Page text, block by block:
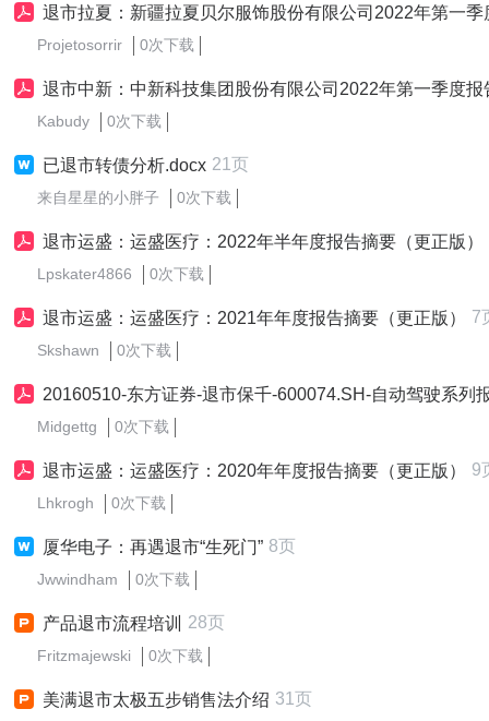
退市拉夏：新疆拉夏贝尔服饰股份有限公司2022年第一季
Projetosorrir 0次下载
退市中新：中新科技集团股份有限公司2022年第一季度报
Kabudy 0次下载
已退市转债分析.docx 21页
来自星星的小胖子 0次下载
退市运盛：运盛医疗：2022年半年度报告摘要（更正版）
Lpskater4866 0次下载
退市运盛：运盛医疗：2021年年度报告摘要（更正版） 7
Skshawn 0次下载
20160510-东方证券-退市保千-600074.SH-自动驾驶系列报告之三（公司篇）：自动驾驶夜视系统龙头，前、后装
Midgettg 0次下载
退市运盛：运盛医疗：2020年年度报告摘要（更正版） 9
Lhkrogh 0次下载
厦华电子：再遇退市“生死门” 8页
Jwwindham 0次下载
产品退市流程培训 28页
Fritzmajewski 0次下载
美满退市太极五步销售法介绍 31页